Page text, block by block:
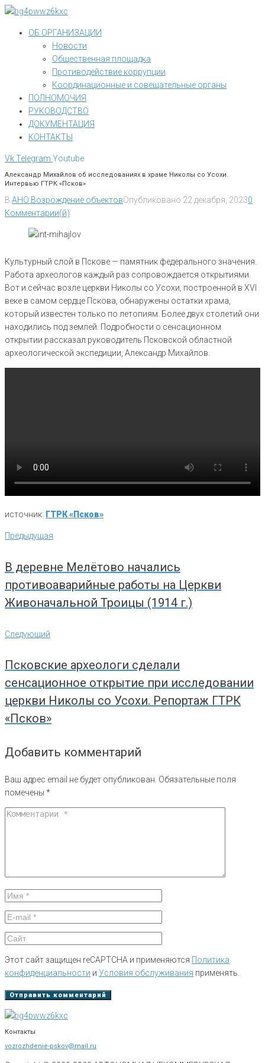
Перейти
контентуОБ ОРГАНИЗАЦИИ
Новости
Общественная площадка
Противодействие коррупции
Координационные и совещательные органы
ПОЛНОМОЧИЯ
РУКОВОДСТВО
ДОКУМЕНТАЦИЯ
КОНТАКТЫ
VkTelegram Youtube
Александр Михайлов об исследованиях в храме Николы со Усохи.
Интервью ГТРК «Псков»
В АНО Возрождение объектовОпубликовано 22 декабря, 20230
Комментарии(й)
Культурный слой в Пскове — памятник федерального значения.
Работа археологов каждый раз сопровождается открытиями.
Вот и сейчас возле церкви Николы со Усохи, построенной в XVI
веке в самом сердце Пскова, обнаружены остатки храма,
который известен только по летопиям. Более двух столетий они
находились под землей. Подробности о сенсационном
открытии рассказал руководитель Псковской областной
археологической экспедиции, Александр Михайлов.
источник: ГТРК «Псков»
Навигация
по
Предыдущая
Предыдущая
В деревне Мелётово начались
противоаварийные работы на Церкви
Живоначальной Троицы (1914 г.)
Следующий
Следующий
Псковские археологи сделали
сенсационное открытие при исследовании
церкви Николы со Усохи. Репортаж ГТРК
«Псков»
Добавить комментарий
Ваш адрес email не будет опубликован. Обязательные поля
помечены *
Этот сайт защищен reCAPTCHA и применяются Политика
конфиденциальности и Условия обслуживания применять.
Контакты
vozrozhdenie-pskov@mail.ru